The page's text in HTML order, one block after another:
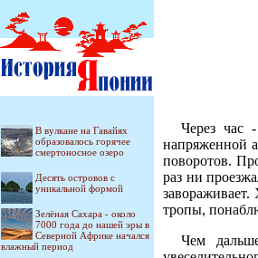
В вулкане на Гавайях
образовалось горячее
смертоносное озеро
Десять островов c
уникальной формой
Зелёная Сахара - около
7000 года до нашей эры в
Северной Африке начался
влажный период
Через час
напряженной
поворотов.
раз ни
завораживает.
тропы,
Чем